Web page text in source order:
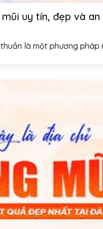
uy tín, đẹp và
là một phương pháp